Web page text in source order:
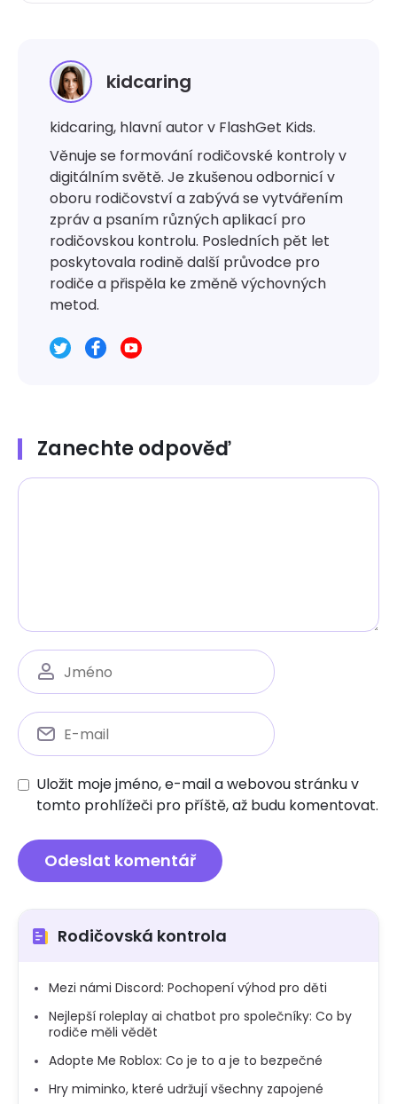
kidcaring
kidcaring, hlavní autor v FlashGet Kids.
Věnuje se formování rodičovské kontroly v
digitálním světě. Je zkušenou odbornicí v
oboru rodičovství a zabývá se vytvářením
zpráv a psaním různých aplikací pro
rodičovskou kontrolu. Posledních pět let
poskytovala rodině další průvodce pro
rodiče a přispěla ke změně výchovných
metod.
Zanechte odpověď
Uložit moje jméno, e-mail a webovou stránku v
tomto prohlížeči pro příště, až budu komentovat.
Rodičovská kontrola
Mezi námi Discord: Pochopení výhod pro děti
Nejlepší roleplay ai chatbot pro společníky: Co by
rodiče měli vědět
Adopte Me Roblox: Co je to a je to bezpečné
Hry miminko, které udržují všechny zapojené